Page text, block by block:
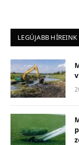
LEGÚJABB HÍREINK